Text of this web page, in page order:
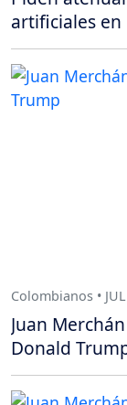
artificiales en
Colombianos •
Juan
Donald